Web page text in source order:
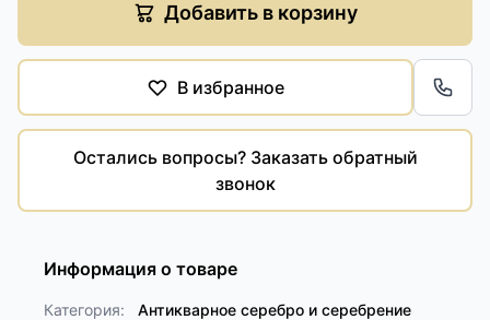
Добавить в корзину
В избранное
Остались вопросы? Заказать обратный
звонок
Информация о товаре
Категория: Антикварное серебро и серебрение